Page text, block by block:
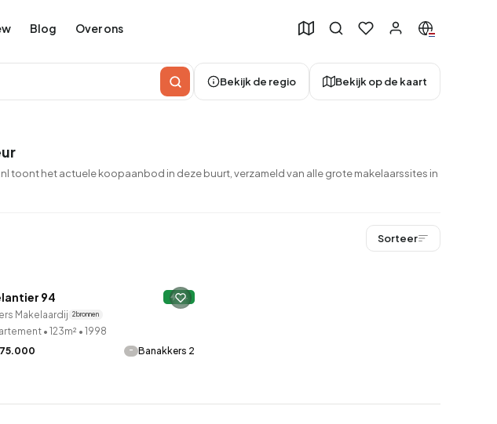
Tussenwoning
49
Tussenwoning
327
Blog Over ons
Bekijk de regio Bekijk op de kaart
toont het actuele koopaanbod in deze buurt, verzameld van alle grote makelaarssites in
Sorteer
94 A+
Makelaardij 2 bronnen
• 123m² • 1998
- Banakkers 2